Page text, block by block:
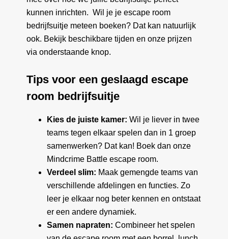
kunnen inrichten. Wil je je escape room
bedrijfsuitje meteen boeken? Dat kan natuurlijk
ook. Bekijk beschikbare tijden en onze prijzen
via onderstaande knop.
Tips voor een geslaagd escape
room bedrijfsuitje
Kies de juiste kamer: Wil je liever in twee
teams tegen elkaar spelen dan in 1 groep
samenwerken? Dat kan! Boek dan onze
Mindcrime Battle escape room.
Verdeel slim: Maak gemengde teams van
verschillende afdelingen en functies. Zo
leer je elkaar nog beter kennen en ontstaat
er een andere dynamiek.
Samen napraten: Combineer het spelen